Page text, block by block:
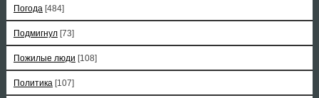
Погода [484]
Подмигнул [73]
Пожилые люди [108]
Политика [107]